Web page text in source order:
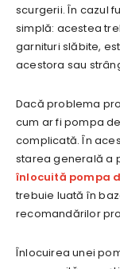
scurgerii. În cazul
simplă: acestea
garnituri slăbite,
acestora sau
Dacă problema
cum ar fi pompa
complicată. În
starea generală a
înlocuită pompa
trebuie luată în
recomandărilor
Înlocuirea unei